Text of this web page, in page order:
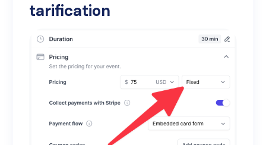
tarification